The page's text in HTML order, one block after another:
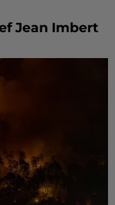
Jean Imbert